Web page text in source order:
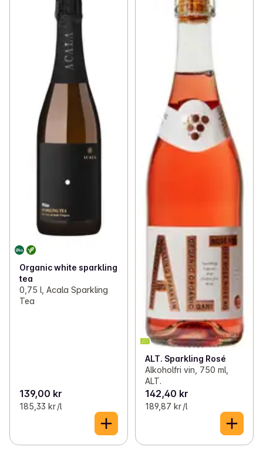
Organic white sparkling
tea
0,75 l, Acala Sparkling
Tea
139,00 kr
185,33 kr /l
ALT. Sparkling Rosé
Alkoholfri vin, 750 ml,
ALT.
142,40 kr
189,87 kr /l